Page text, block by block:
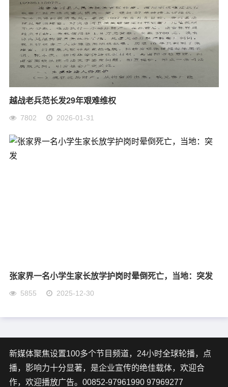
越战老兵范长发29年艰难维权
7802 2026-01-31
张家界一名小学生家长放学护岗时晕倒死亡，当地：突发
5855 2025-12-30
新媒体聚焦设置100多个节目频道，24小时全球轮播，点
播，影响力十分显著，是企业宣传的绝佳载体，欢迎合
作，欢迎播放广告。00852-97961990 97969277